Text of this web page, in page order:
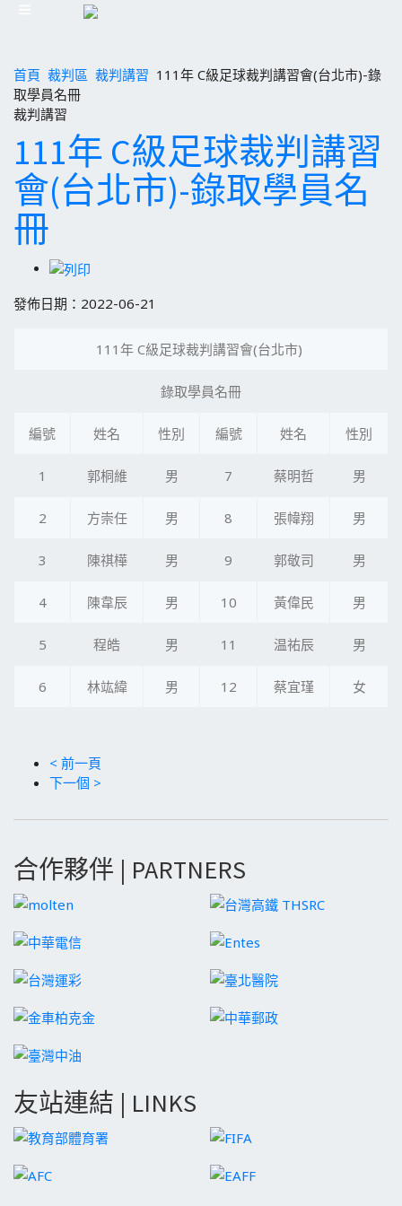
首頁 裁判區 裁判講習 111年 C級足球裁判講習會(台北市)-錄
取學員名冊
裁判講習
111年 C級足球裁判講習
會(台北市)-錄取學員名
冊
發佈日期：2022-06-21
111年 C級足球裁判講習會(台北市)
錄取學員名冊
編號 姓名 性別 編號 姓名 性別
1 郭桐維 男 7 蔡明哲 男
2 方崇任 男 8 張幃翔 男
3 陳祺樺 男 9 郭敬司 男
4 陳韋辰 男 10 黃偉民 男
5 程皓 男 11 温祐辰 男
6 林竑緯 男 12 蔡宜瑾 女
< 前一頁
下一個 >
合作夥伴 | PARTNERS
友站連結 | LINKS